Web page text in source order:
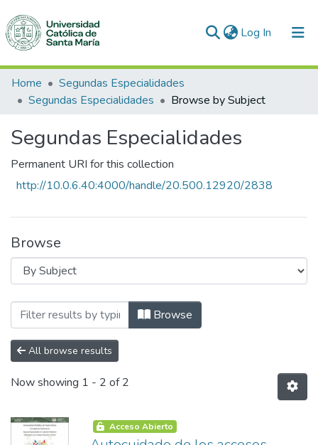
Log In (current)
Communities & Collections
All of DSpace
Home
Segundas Especialidades
Segundas Especialidades
Browse by Subject
Segundas Especialidades
Permanent URI for this collection
http://10.0.6.40:4000/handle/20.500.12920/2838
Browse
Browsing Segundas Especialidades by
Browse
All browse results
Now showing 1 - 2 of 2
Acceso Abierto